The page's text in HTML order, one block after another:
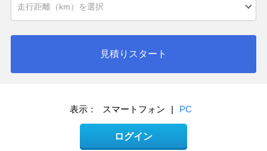
見積りスタート
表示： スマートフォン | PC
ログイン